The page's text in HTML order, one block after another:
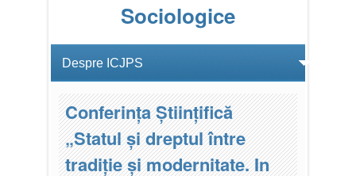
Sociologice
Conferința Științifică
„Statul şi dreptul între
tradiţie şi modernitate. In